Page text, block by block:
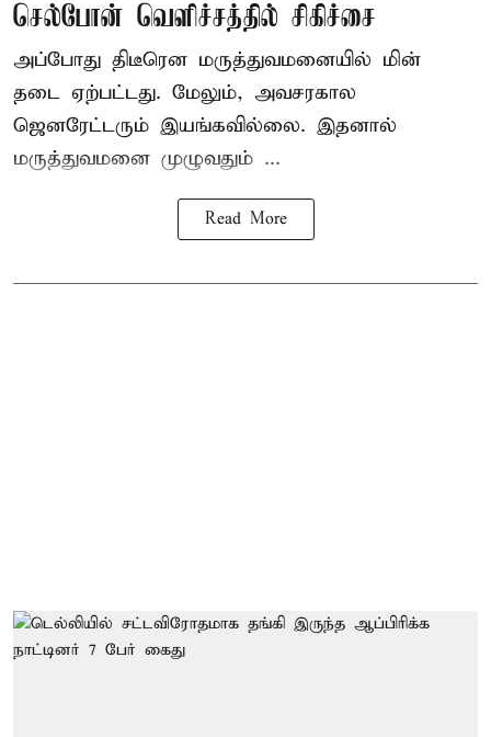
செல்போன் வெளிச்சத்தில் சிகிச்சை
அப்போது திடீரென மருத்துவமனையில் மின்
தடை ஏற்பட்டது. மேலும், அவசரகால
ஜெனரேட்டரும் இயங்கவில்லை. இதனால்
மருத்துவமனை முழுவதும் ...
Read More